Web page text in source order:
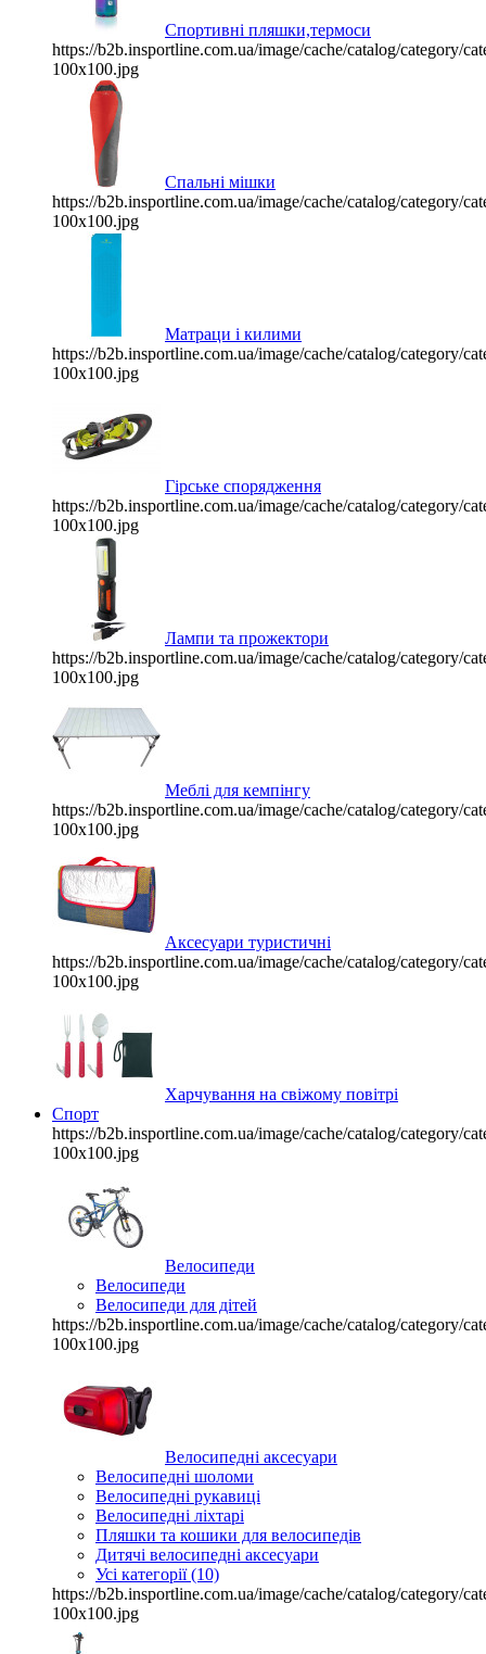
Спортивні пляшки,термоси
https://b2b.insportline.com.ua/image/cache/catalog/category/
100x100.jpg
Спальні мішки
https://b2b.insportline.com.ua/image/cache/catalog/category/
100x100.jpg
Матраци і килими
https://b2b.insportline.com.ua/image/cache/catalog/category/
100x100.jpg
Гірське спорядження
https://b2b.insportline.com.ua/image/cache/catalog/category/
100x100.jpg
Лампи та прожектори
https://b2b.insportline.com.ua/image/cache/catalog/category/
100x100.jpg
Меблі для кемпінгу
https://b2b.insportline.com.ua/image/cache/catalog/category/
100x100.jpg
Аксесуари туристичні
https://b2b.insportline.com.ua/image/cache/catalog/category/
100x100.jpg
Харчування на свіжому повітрі
Спорт
https://b2b.insportline.com.ua/image/cache/catalog/category/
100x100.jpg
Велосипеди
Велосипеди
Велосипеди для дітей
https://b2b.insportline.com.ua/image/cache/catalog/category/
100x100.jpg
Велосипедні аксесуари
Велосипедні шоломи
Велосипедні рукавиці
Велосипедні ліхтарі
Пляшки та кошики для велосипедів
Дитячі велосипедні аксесуари
Усі категорії (10)
https://b2b.insportline.com.ua/image/cache/catalog/category/
100x100.jpg